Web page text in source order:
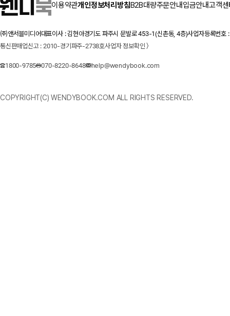
이용약관개인정보처리방침B2B대량주문안내입금안내고객
㈜앤서블미디어대표이사 : 김현아경기도 파주시 문발로 453-1(신촌동, 4층)사업자등록번
통신판매업신고 : 2010-경기파주-2738호사업자 정보확인 〉
1800-9785 070-8220-8648 help@wendybook.com
COPYRIGHT(C) WENDYBOOK.COM ALL RIGHTS RESERVED.